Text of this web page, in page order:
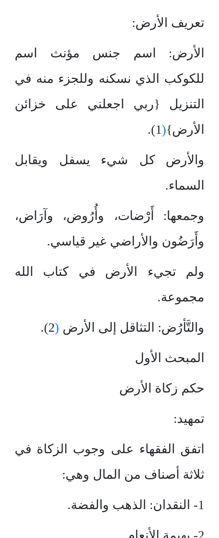
تعريف الأرض:
الأرض: اسم جنس مؤنث اسم
للكوكب الذي نسكنه وللجزء منه في
التنزيل {ربي اجعلني على خزائن
الأرض}(
1).
والأرض كل شيء يسفل ويقابل
السماء.
وجمعها: أَرْضات، وأُرُوض، وآرَاض،
وأَرَضُون والأراضي غير قياسي.
ولم تجيء الأرض في كتاب الله
مجموعة.
والتَّأرُض: التثاقل إلى الأرض (
2).
المبحث الأول
حكم زكاة الأرض
تمهيد:
اتفق الفقهاء على وجوب الزكاة في
ثلاثة أصناف من المال وهي:
1- النقدان: الذهب والفضة.